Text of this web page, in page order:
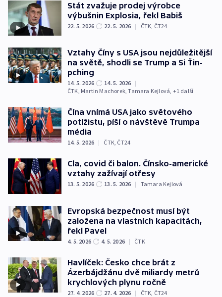
Stát zvažuje prodej výrobce
výbušnin Explosia, řekl Babiš
22. 5. 2026 22. 5. 2026 | ČTK ČT24
Vztahy Číny s USA jsou nejdůležitější
na světě, shodli se Trump a Si Ťin-
pching
14. 5. 2026 14. 5. 2026 |
ČTK, Martin Machorek,Tamara Kejlová, +1 další
Čína vnímá USA jako světového
potížistu, píší o návštěvě Trumpa
média
14. 5. 2026 | ČTK, ČT24
Cla, covid či balon. Čínsko-americké
vztahy zažívají otřesy
13. 5. 2026 13. 5. 2026 | Tamara Kejlová
Evropská bezpečnost musí být
založena na vlastních kapacitách,
řekl Pavel
4. 5. 2026 4. 5. 2026 | ČTK
Havlíček: Česko chce brát z
Ázerbájdžánu dvě miliardy metrů
krychlových plynu ročně
27. 4. 2026 27. 4. 2026 | ČTK ČT24